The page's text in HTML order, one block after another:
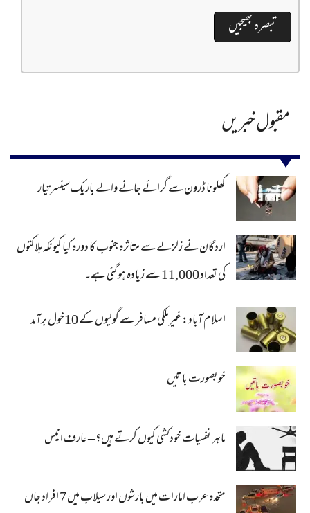
مقبول خبریں
کھلونا ڈرون سے گرائے جانے والے باریک سینسر تیار
اردگان نے زلزلے سے متاثرہ جنوب کا دورہ کیا کیونکہ ہلاکتوں
کی تعداد 11,000 سے زیادہ ہو گئی ہے۔
اسلام آباد: غیرملکی مسافر سے گولیوں کے 10خول برآمد
خوبصورت باتیں
ماہر نفسیات خودکشی کیوں کرتے ہیں؟ – عارف انیس
متحدہ عرب امارات میں بارشوں اور سیلاب میں 7 افراد جاں